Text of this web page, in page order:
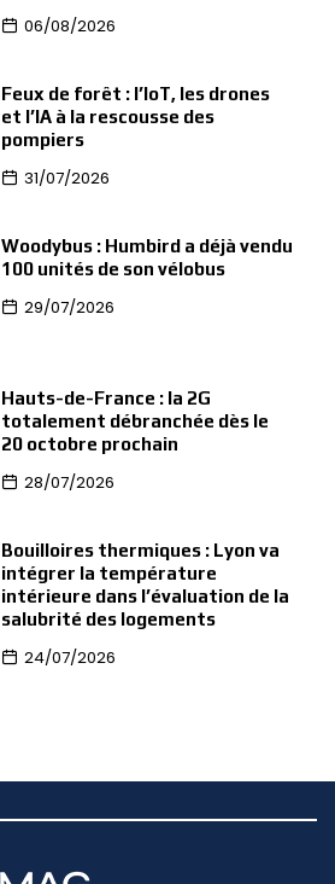
06/08/2026
Feux de forêt : l’IoT, les drones
et l’IA à la rescousse des
pompiers
31/07/2026
Woodybus : Humbird a déjà vendu
100 unités de son vélobus
29/07/2026
Hauts-de-France : la 2G
totalement débranchée dès le
20 octobre prochain
28/07/2026
Bouilloires thermiques : Lyon va
intégrer la température
intérieure dans l’évaluation de la
salubrité des logements
24/07/2026